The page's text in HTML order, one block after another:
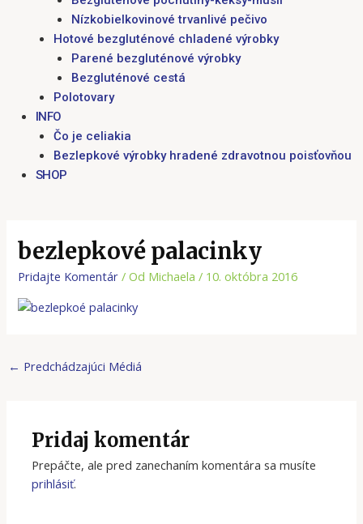
Nízkobielkovinové trvanlivé pečivo
Hotové bezgluténové chladené výrobky
Parené bezgluténové výrobky
Bezgluténové cestá
Polotovary
INFO
Čo je celiakia
Bezlepkové výrobky hradené zdravotnou poisťovňou
SHOP
bezlepkové palacinky
Pridajte Komentár / Od Michaela/ 10. októbra 2016
← Predchádzajúci Médiá
Pridaj komentár
Prepáčte, ale pred zanechaním komentára sa musíte
prihlásiť.